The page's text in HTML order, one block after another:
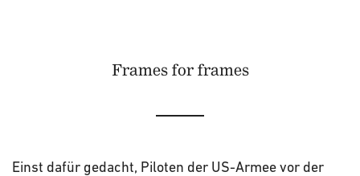
Frames for frames
Einst dafür gedacht, Piloten der US-Armee vor der